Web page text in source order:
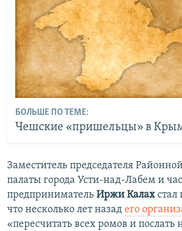
БОЛЬШЕ ПО ТЕМЕ:
Чешские «пришельцы» в
Заместитель председателя
палаты города Усти-над-Лабем и
предприниматель Иржи Калах стал
что несколько лет назад его
«пересчитать всех ромов и послать